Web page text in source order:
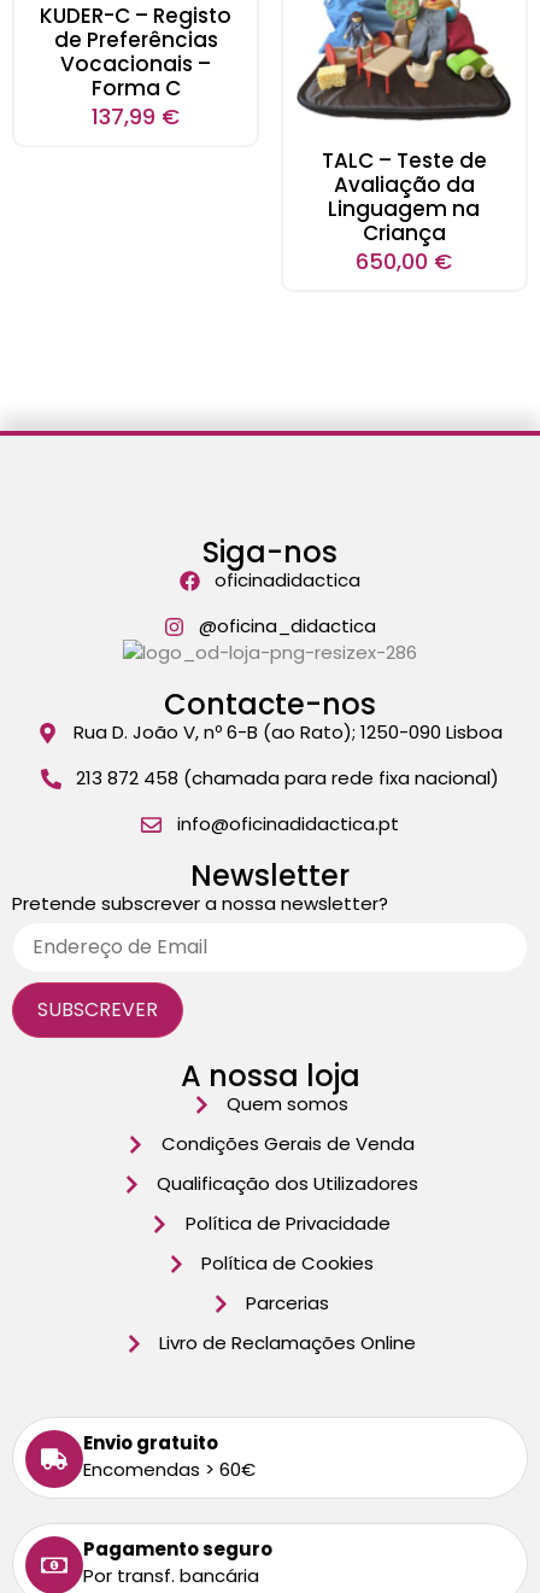
KUDER-C – Registo
de Preferências
Vocacionais –
Forma C
137,99 €
TALC – Teste de
Avaliação da
Linguagem na
Criança
650,00 €
Siga-nos
oficinadidactica
@oficina_didactica
Contacte-nos
Rua D. João V, nº 6-B (ao Rato); 1250-090 Lisboa
213 872 458 (chamada para rede fixa nacional)
info@oficinadidactica.pt
Newsletter
Pretende subscrever a nossa newsletter?
A nossa loja
Quem somos
Condições Gerais de Venda
Qualificação dos Utilizadores
Política de Privacidade
Política de Cookies
Parcerias
Livro de Reclamações Online
Envio gratuito
Encomendas > 60€
Pagamento seguro
Por transf. bancária